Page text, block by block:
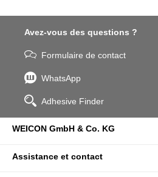
Avez-vous des questions ?
Formulaire de contact
WhatsApp
Adhesive Finder
WEICON GmbH & Co. KG
Assistance et contact